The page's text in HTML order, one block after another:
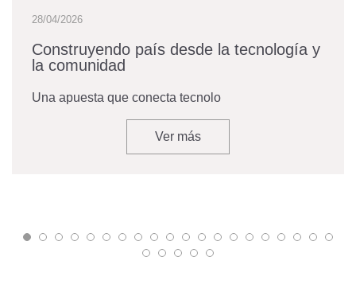
28/04/2026
Construyendo país desde la tecnología y
la comunidad
Una apuesta que conecta tecnolo
Ver más